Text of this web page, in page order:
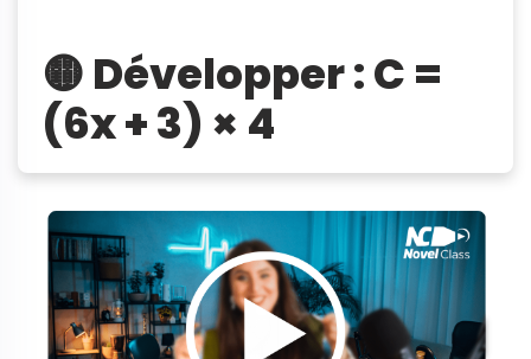
🟡 Développer : C =
(6x + 3) × 4